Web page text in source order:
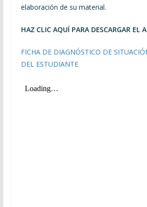
elaboración de su material.
HAZ CLIC AQUÍ PARA DESCARGAR EL
FICHA DE DIAGNÓSTICO DE
DEL ESTUDIANTE